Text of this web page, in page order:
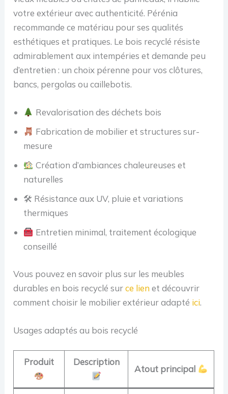
votre extérieur avec authenticité. Pérénia
recommande ce matériau pour ses qualités
esthétiques et pratiques. Le bois recyclé résiste
admirablement aux intempéries et demande peu
d’entretien : un choix pérenne pour vos clôtures,
bancs, pergolas ou caillebotis.
Revalorisation des déchets bois
Fabrication de mobilier et structures sur-
mesure
Création d’ambiances chaleureuses et
naturelles
🛠 Résistance aux UV, pluie et variations
thermiques
Entretien minimal, traitement écologique
conseillé
Vous pouvez en savoir plus sur les meubles
durables en bois recyclé surce lienet découvrir
comment choisir le mobilier extérieur adapté ici.
Usages adaptés au bois recyclé
Produit Description
Atout principal